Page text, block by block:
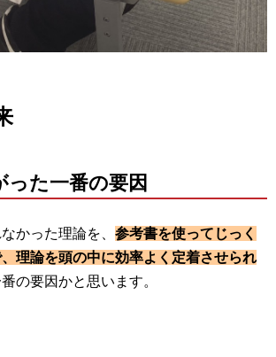
った一番の要因
かった理論を、 参考書を使ってじっく
理論を頭の中に効率よく定着させられ
の要因かと思います。